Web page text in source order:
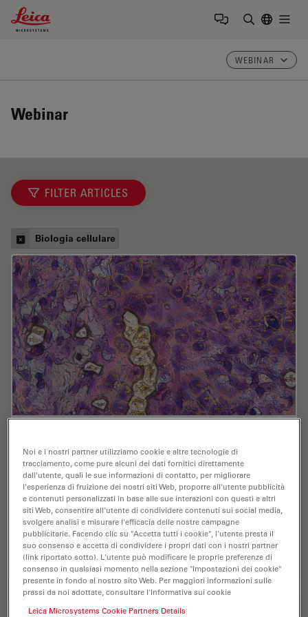
Leica Microsystems Logo
WEBINAR
Webinar
FILTER ARTICLES
Biologia cellulare
Advance Disease Research
In this webinar, Dr. Andreas Mund will introduce a
cutting-edge platform that merges Deep Visual
Proteomics (DVP) with AI-powered pathology models,
enabling high-resolution mapping of key regions in…
Oct 16, 2025 Webinar: Laser Microdissection (LMD)
Noi e i nostri partner utilizziamo cookie e altre tecnologie di
tracciamento, come pure alcuni dei dati fornitici direttamente
dall'utente, quali le sue informazioni di contatto, per migliorare
l'esperienza di fruizione dei nostri siti Web, proporre all'utente pubblicità
e contenuti personalizzati in base alle sue interazioni con questi e altri
siti Web, consentire all'utente di condividere contenuti sui social media,
svolgere analisi e misurare l'efficacia delle nostre campagne
pubblicitarie. Facendo clic su "Accetta tutti i cookie", l'utente presta il
suo consenso e accetta di condividere i propri dati con i nostri partner
(link riportato sotto). L'utente può modificare le proprie preferenze di
consenso in qualsiasi momento nella sezione "Impostazioni dei cookie"
presente in fondo al nostro sito Web. Per maggiori informazioni sulle
prassi da noi adottate, consultare l'Informativa sui cookie
Leica Microsystems Cookie Partners Details